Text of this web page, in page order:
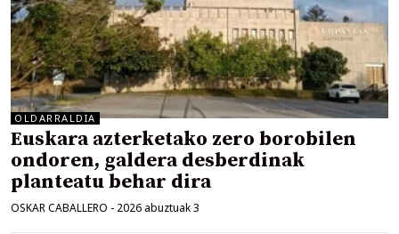
OLDARRALDIA
Euskara azterketako zero borobilen
ondoren, galdera desberdinak
planteatu behar dira
OSKAR CABALLERO - 2026 abuztuak 3